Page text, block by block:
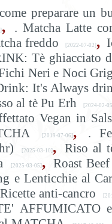
preparare un
, . Matcha Latte
freddo [2022-07-02] ,
Tè ghiacciato
Neri e Noci
It's Always
al tè Pu Erh [2024-02-
Vegan in
[2019-07-06], .
[2025-03-10] , Riso al
[2025-03-05], Roast
e Lenticchie al
anti-cancro
AFFUMICATO